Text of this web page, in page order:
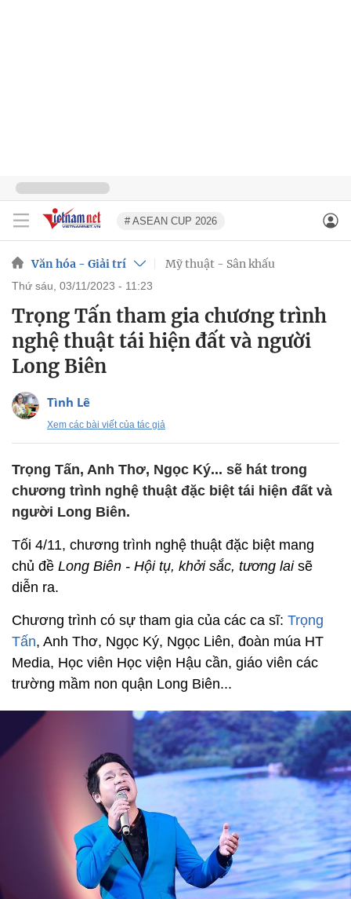
# ASEAN CUP 2026
Văn hóa - Giải trí Mỹ thuật - Sân khấu
thứ sáu, 03/11/2023 - 11:23
Trọng Tấn tham gia chương trình
nghệ thuật tái hiện đất và người
Long Biên
Tình Lê
Xem các bài viết của tác giả
Trọng Tấn, Anh Thơ, Ngọc Ký... sẽ hát trong
chương trình nghệ thuật đặc biệt tái hiện đất và
người Long Biên.
Tối 4/11, chương trình nghệ thuật đặc biệt mang
chủ đề Long Biên - Hội tụ, khởi sắc, tương laisẽ
diễn ra.
Chương trình có sự tham gia của các ca sĩ: Trọng
Tấn, Anh Thơ, Ngọc Ký, Ngọc Liên, đoàn múa HT
Media, Học viên Học viện Hậu cần, giáo viên các
trường mầm non quận Long Biên...